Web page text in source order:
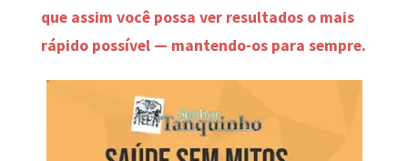
que assim você possa ver resultados o mais
rápido possível — mantendo-os para sempre.